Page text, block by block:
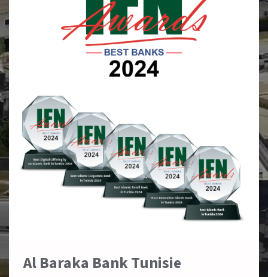
Al Baraka Bank Tunisie